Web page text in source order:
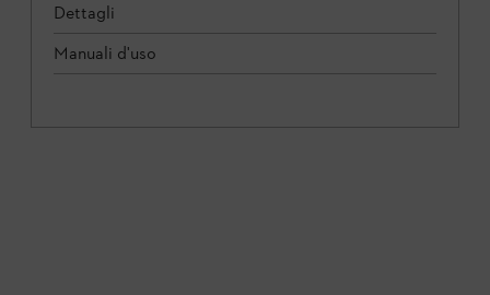
Dettagli
Manuali d'uso